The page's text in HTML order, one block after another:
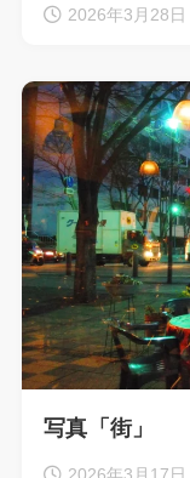
2026年3月28日
写真「街」